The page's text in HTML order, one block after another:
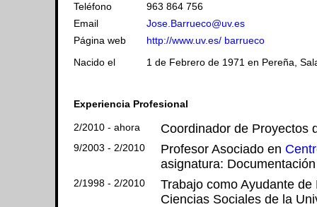
Teléfono
963 864 756
Email
Jose.Barrueco@uv.es
Página web
http://www.uv.es/ barrueco
Nacido el
1 de Febrero de 1971 en Pereña,
Experiencia Profesional
2/2010 - ahora Coordinador de Proyectos
9/2003 - 2/2010 Profesor Asociado en
asignatura:
2/1998 - 2/2010
Trabajo como Ayudante
Ciencias Sociales de la